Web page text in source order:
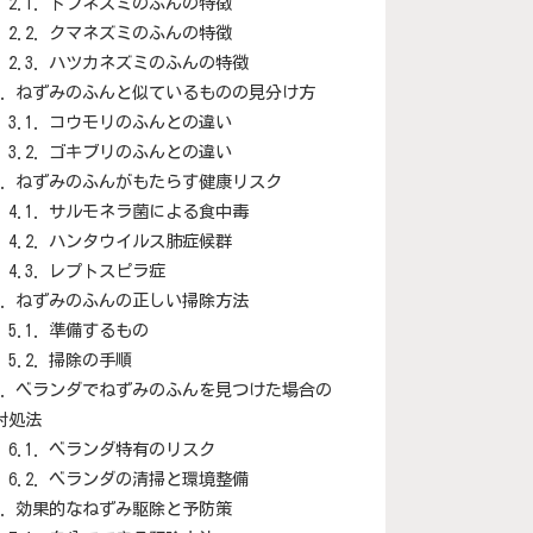
クマネズミのふんの特徴
ハツカネズミのふんの特徴
ねずみのふんと似ているものの見分け方
コウモリのふんとの違い
ゴキブリのふんとの違い
ねずみのふんがもたらす健康リスク
サルモネラ菌による食中毒
ハンタウイルス肺症候群
レプトスピラ症
ねずみのふんの正しい掃除方法
準備するもの
掃除の手順
ベランダでねずみのふんを見つけた場合の
処法
ベランダ特有のリスク
ベランダの清掃と環境整備
効果的なねずみ駆除と予防策